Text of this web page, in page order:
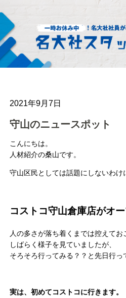
2021年9月7日
守山のニュースポット
こんにちは。
人材紹介の桑山です。
守山区民としては話題にしないわけ
コストコ守山倉庫店がオ
人の多さが落ち着くまでは控えてお
しばらく様子を見ていましたが、
そろそろ行ってみる？？と先日行っ
実は、初めてコストコに行きます。